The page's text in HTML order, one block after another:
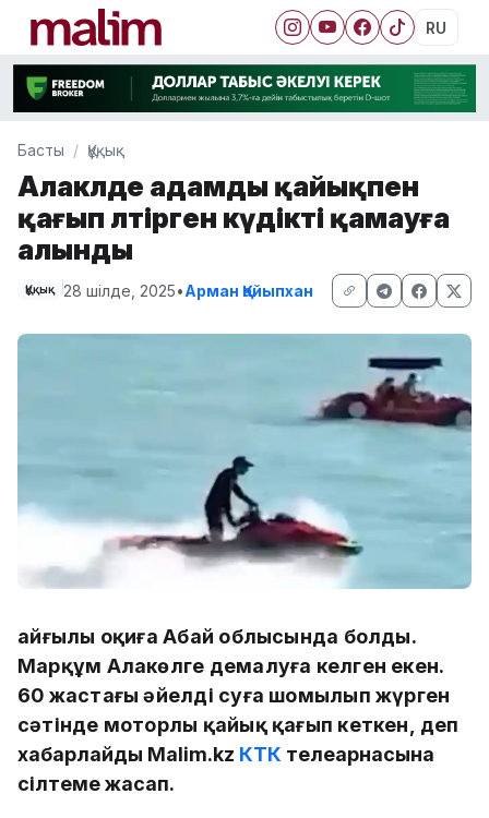
RU
Басты Құқық
Алакөлде адамды қайықпен
қағып өлтірген күдікті қамауға
алынды
Құқық 28 шілде, 2025•Арман Қайыпхан
Қайғылы оқиға Абай облысында болды.
Марқұм Алакөлге демалуға келген екен.
60 жастағы әйелді суға шомылып жүрген
сәтінде моторлы қайық қағып кеткен, деп
хабарлайды Malim.kz КТК телеарнасына
сілтеме жасап.